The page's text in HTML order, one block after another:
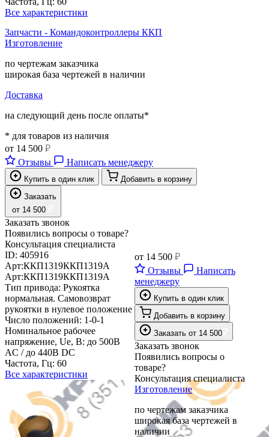
Все характеристики
Запчасти - Командоконтроллеры ККП
Изготовление
по чертежам заказчика
широкая база чертежей в наличии
Доставка
на следующий день после оплаты*
* для товаров из наличия
от 14 500 ₽
Отзывы
Написать менеджеру
Купить в один клик
Добавить в корзину
Заказать
от 14 500
Заказать звонок
Появились вопросы о товаре?
Консультация специалиста
ID: 405916
Арт:ККП1319ККП1319А
Арт:ККП1319ККП1319А
Тип привода: Рукоятка
нормальная. Самовозврат
рукоятки в нулевое положение
Число положений: 1-0-1
Номинальное рабочее
напряжение, Ue, В: до 500В
AC / до 440В DC
Частота, Гц: 60
Все характеристики
от 14 500 ₽
Отзывы
Написать
менеджеру
Купить в один клик
Добавить в корзину
Заказать от 14 500
Заказать звонок
Появились вопросы о
товаре?
Консультация специалиста
Изготовление
по чертежам заказчика
широкая база чертежей в
наличии